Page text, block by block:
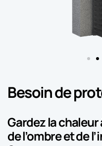
Besoin de
Gardez la chaleur
de l’ombre et de